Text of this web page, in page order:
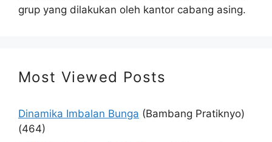
grup yang dilakukan oleh kantor cabang asing.
Most Viewed Posts
Dinamika Imbalan Bunga (Bambang Pratiknyo)
(464)